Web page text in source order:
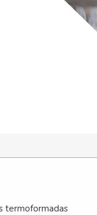
termoformadas